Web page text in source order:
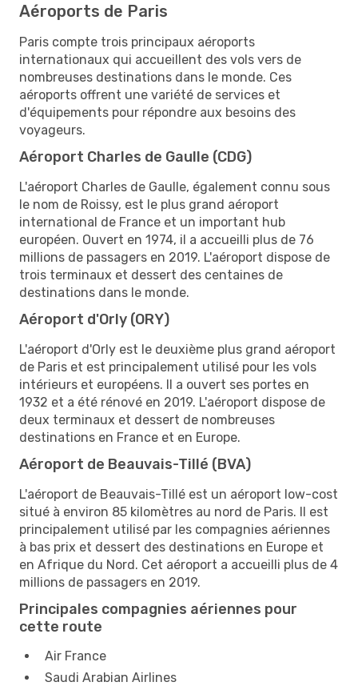
Aéroports de Paris
Paris compte trois principaux aéroports
internationaux qui accueillent des vols vers de
nombreuses destinations dans le monde. Ces
aéroports offrent une variété de services et
d'équipements pour répondre aux besoins des
voyageurs.
Aéroport Charles de Gaulle (CDG)
L'aéroport Charles de Gaulle, également connu sous
le nom de Roissy, est le plus grand aéroport
international de France et un important hub
européen. Ouvert en 1974, il a accueilli plus de 76
millions de passagers en 2019. L'aéroport dispose de
trois terminaux et dessert des centaines de
destinations dans le monde.
Aéroport d'Orly (ORY)
L'aéroport d'Orly est le deuxième plus grand aéroport
de Paris et est principalement utilisé pour les vols
intérieurs et européens. Il a ouvert ses portes en
1932 et a été rénové en 2019. L'aéroport dispose de
deux terminaux et dessert de nombreuses
destinations en France et en Europe.
Aéroport de Beauvais-Tillé (BVA)
L'aéroport de Beauvais-Tillé est un aéroport low-cost
situé à environ 85 kilomètres au nord de Paris. Il est
principalement utilisé par les compagnies aériennes
à bas prix et dessert des destinations en Europe et
en Afrique du Nord. Cet aéroport a accueilli plus de 4
millions de passagers en 2019.
Principales compagnies aériennes pour
cette route
Air France
Saudi Arabian Airlines